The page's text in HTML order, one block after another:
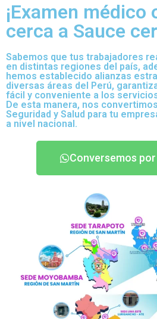
¡Examen médico
cerca a Sauce
Sabemos que tus trabajadores
en distintas regiones del país,
hemos establecido alianzas
diversas áreas del Perú,
fácil y conveniente a los
De esta manera, nos
Seguridad y Salud para tu
a nivel nacional.
Conversemos